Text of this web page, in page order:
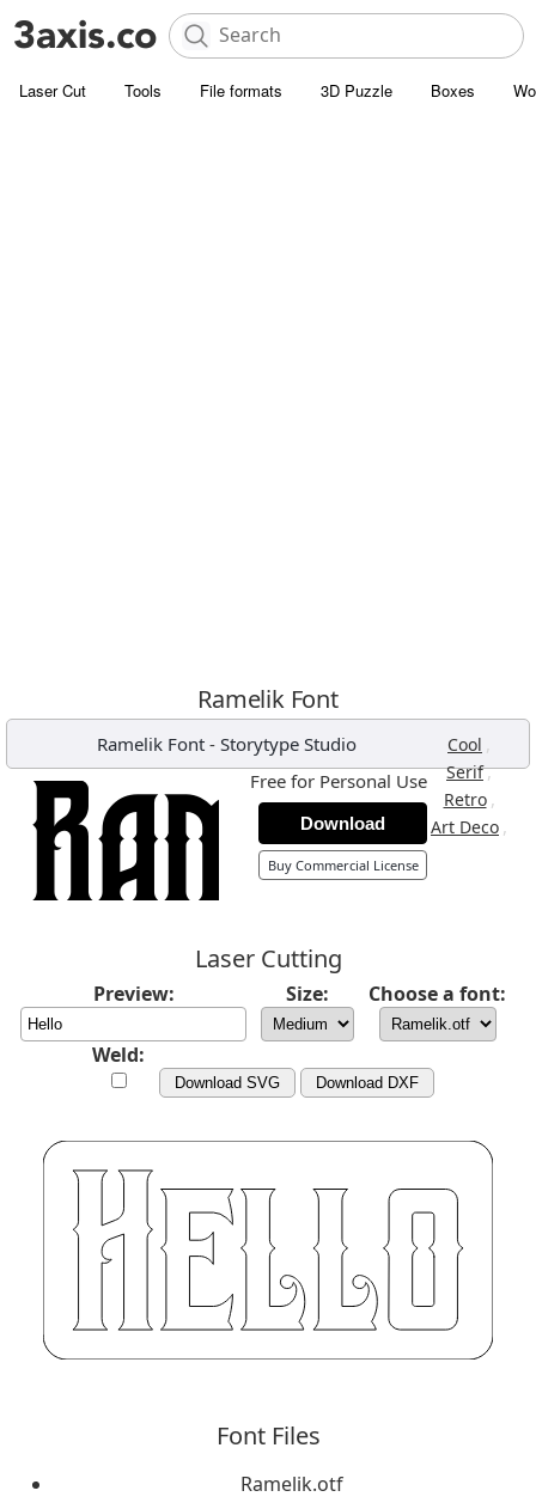
Laser Cut Tools File formats 3D Puzzle Boxes
Ramelik Font
Ramelik Font- Storytype Studio Cool ,
Serif,
Retro ,
Art Deco ,
Free for Personal Use
Download
Buy Commercial License
Laser Cutting
Preview: Size: Choose a font:
Weld:
Download SVG Download DXF
Font Files
Ramelik.otf